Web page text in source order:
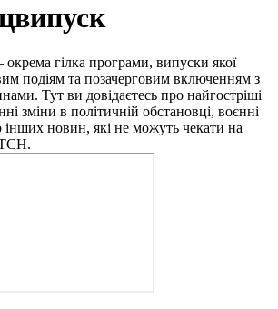
гілка програми, випуски якої
подіям та позачерговим включенням з
Тут ви довідаєтесь про найгостріші
зміни в політичній обстановці, воєнні
інших новин, які не можуть чекати на